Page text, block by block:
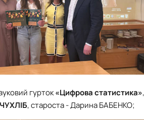
гурток«Цифрова статистика»,
, староста - Дарина БАБЕНКО;